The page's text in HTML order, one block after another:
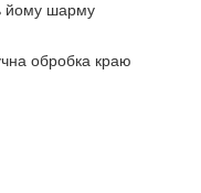
йому шарму
обробка краю